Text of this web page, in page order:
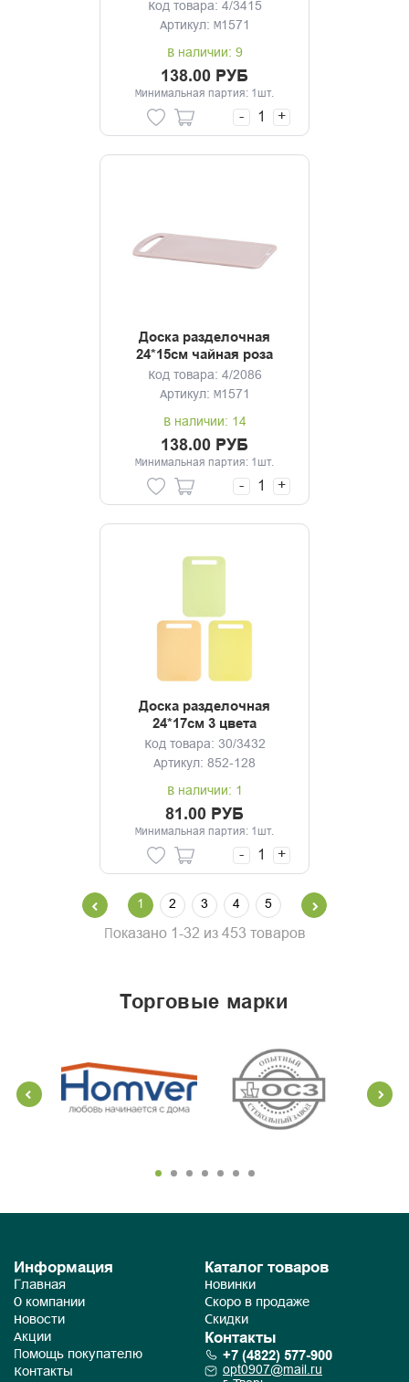
Код товара: 4/3415
Артикул: М1571
В наличии: 9
138.00 РУБ
Минимальная партия: 1шт.
- +
Доска разделочная
24*15см чайная роза
Код товара: 4/2086
Артикул: М1571
В наличии: 14
138.00 РУБ
Минимальная партия: 1шт.
- +
Доска разделочная
24*17см 3 цвета
Код товара: 30/3432
Артикул: 852-128
В наличии: 1
81.00 РУБ
Минимальная партия: 1шт.
- +
1 2 3 4 5
Показано 1-32 из 453 товаров
торговые марки
Информация
Главная
О компании
Новости
Акции
Помощь покупателю
Контакты
Каталог товаров
Новинки
Скоро в продаже
Скидки
Контакты
+7 (4822) 577-900
opt0907@mail.ru